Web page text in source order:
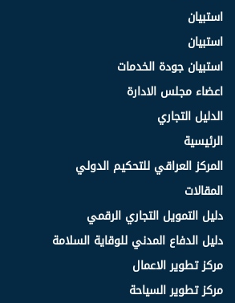
استبيان
استبيان
استبيان جودة الخدمات
اعضاء مجلس الادارة
الدليل التجاري
الرئيسية
المركز العراقي للتحكيم الدولي
المقالات
دليل التمويل التجاري الرقمي
دليل الدفاع المدني للوقاية السلامة
مركز تطوير الاعمال
مركز تطوير السياحة